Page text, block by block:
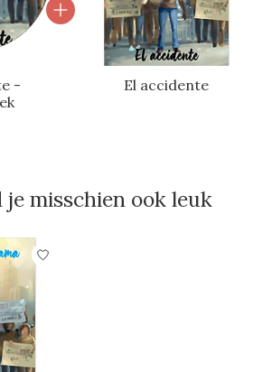
-
El accidente
misschien ook leuk